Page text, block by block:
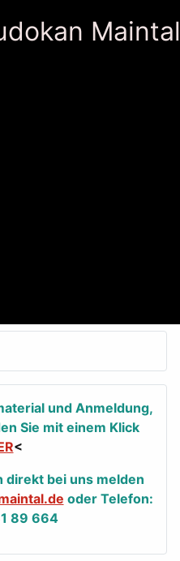
und Anmeldung,
Sie mit einem Klick
<
direkt bei uns melden
oder Telefon:
89 664